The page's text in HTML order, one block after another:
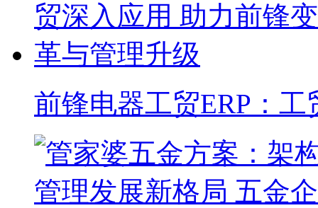
前锋电器工贸ERP：